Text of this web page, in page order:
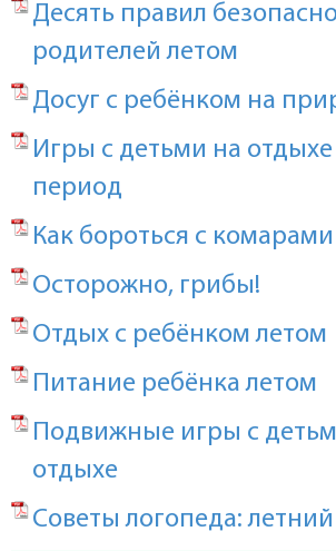
Десять правил
родителей летом
Досуг с ребёнком на
Игры с детьми на отдыхе
период
Как бороться с комарами
Осторожно, грибы!
Отдых с ребёнком летом
Питание ребёнка летом
Подвижные игры с
отдыхе
Советы логопеда: